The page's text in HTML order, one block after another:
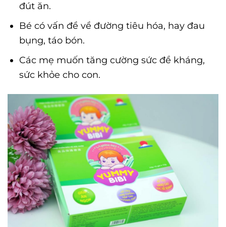
đút ăn.
Bé có vấn đề về đường tiêu hóa, hay đau
bụng, táo bón.
Các mẹ muốn tăng cường sức đề kháng,
sức khỏe cho con.